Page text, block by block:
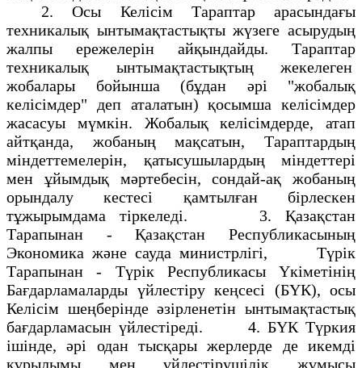
2. Осы Келісім Тараптар арасындағы
техникалық ынтымақтастықты жүзеге асырудың
жалпы ережелерін айқындайды. Тараптар
техникалық ынтымақтастықтың жекелеген
жобалары бойынша (бұдан әрі "жобалық
келісімдер" деп аталатын) қосымша келісімдер
жасасуы мүмкін. Жобалық келісімдерде, атап
айтқанда, жобаның мақсатын, Тараптардың
міндеттемелерін, қатысушылардың міндеттері
мен ұйымдық мәртебесін, сондай-ақ жобаның
орындалу кестесі қамтылған бірлескен
тұжырымдама тіркеледі. 3. Қазақстан
Тарапынан - Қазақстан Республикасының
Экономика және сауда министрлігі, Түрік
Тарапынан - Түрік Республикасы Үкіметінің
Бағдарламаларды үйлестіру кеңсесі (БҮК), осы
Келісім шеңберінде әзірленетін ынтымақтастық
бағдарламасын үйлестіреді. 4. БҮК Түркия
ішінде, әрі одан тысқары жерлерде де икемді
құрылымы мен үйлестірушілік жұмысы